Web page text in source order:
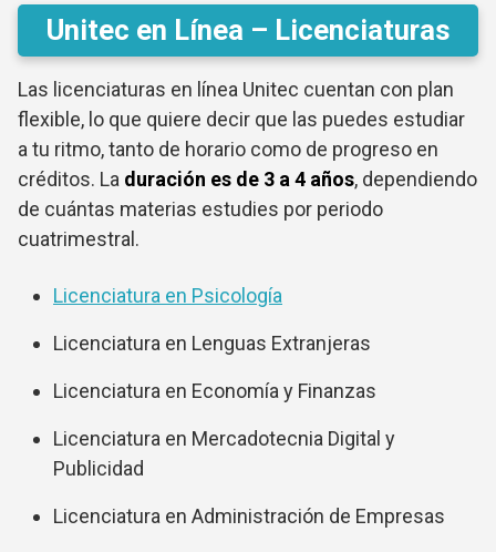
Unitec en Línea – Licenciaturas
Las licenciaturas en línea Unitec cuentan con plan
flexible, lo que quiere decir que las puedes estudiar
a tu ritmo, tanto de horario como de progreso en
créditos. La duración es de 3 a 4 años, dependiendo
de cuántas materias estudies por periodo
cuatrimestral.
Licenciatura en Psicología
Licenciatura en Lenguas Extranjeras
Licenciatura en Economía y Finanzas
Licenciatura en Mercadotecnia Digital y
Publicidad
Licenciatura en Administración de Empresas